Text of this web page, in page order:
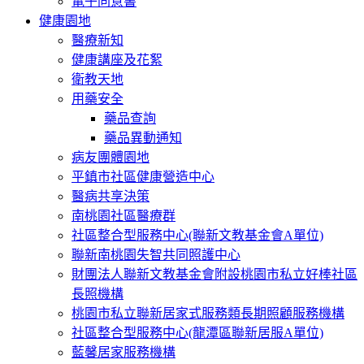
健康園地
醫療新知
健康講座及花絮
衛教天地
用藥安全
藥品查詢
藥品異動通知
病友團體園地
平鎮市社區健康營造中心
醫病共享決策
南桃園社區醫療群
社區整合型服務中心(聯新文教基金會A單位)
聯新南桃園失智共同照護中心
財團法人聯新文教基金會附設桃園市私立好棒社區
長照機構
桃園市私立聯新居家式服務類長期照顧服務機構
社區整合型服務中心(龍潭區聯新居服A單位)
藍馨居家服務機構